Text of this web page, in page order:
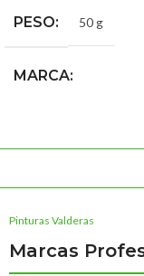
PESO 50 g
MARCA
Pinturas Valderas
Marcas